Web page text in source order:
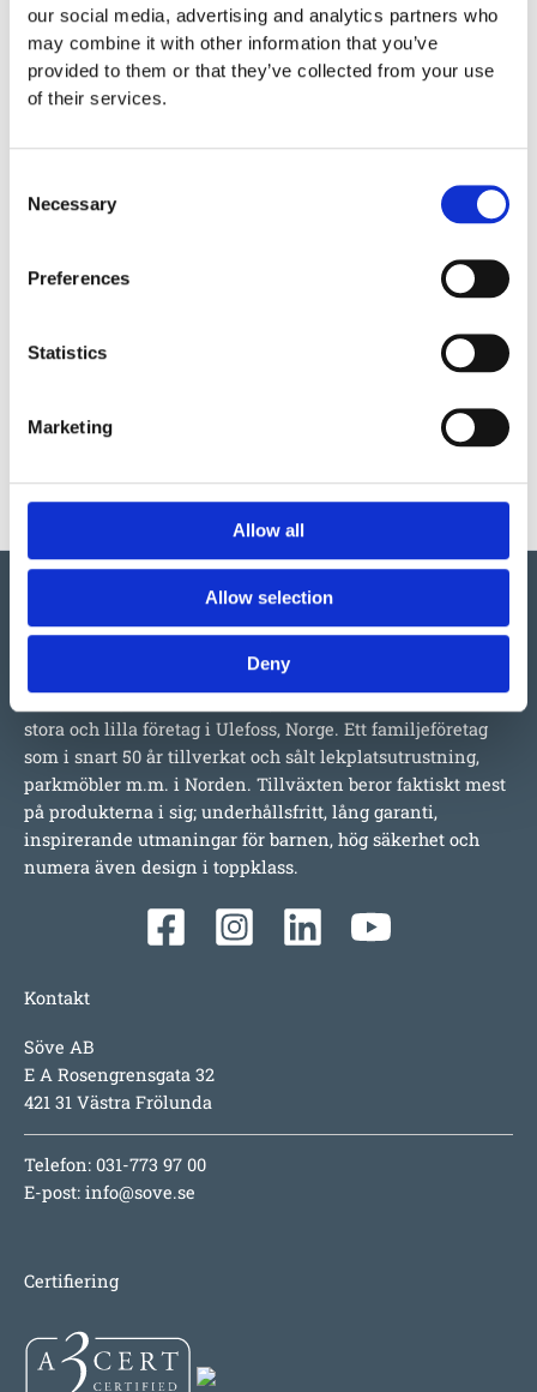
our social media, advertising and analytics partners who
may combine it with other information that you’ve
provided to them or that they’ve collected from your use
of their services.
Selection
Necessary
Preferences
Statistics
Marketing
Allow all
Allow selection
Deny
stora och lilla företag i Ulefoss, Norge. Ett familjeföretag
som i snart 50 år tillverkat och sålt lekplatsutrustning,
parkmöbler m.m. i Norden. Tillväxten beror faktiskt mest
på produkterna i sig; underhållsfritt, lång garanti,
inspirerande utmaningar för barnen, hög säkerhet och
numera även design i toppklass.
Kontakt
Söve AB
E A Rosengrensgata 32
421 31 Västra Frölunda
Telefon: 031-773 97 00
E-post: info@sove.se
Certifiering